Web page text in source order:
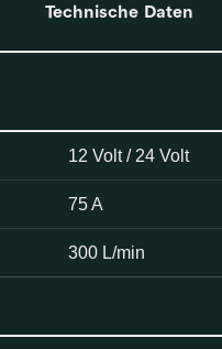
Technische Daten
12 Volt / 24 Volt
75 A
300 L/min